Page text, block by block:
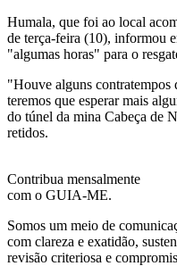
Humala, que foi ao local
de terça-feira (10), informou
"algumas horas" para o
"Houve alguns contratempos
teremos que esperar mais
do túnel da mina Cabeça de
retidos.
Contribua mensalmente
com o GUIA-ME.
Somos um meio de
com clareza e exatidão,
revisão criteriosa e